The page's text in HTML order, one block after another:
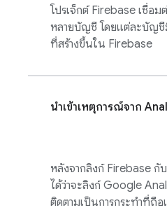
โปรเจ็กต์ Firebase เชื่อ
หลายบัญชี โดยแต่ละบัญชี
ที่สร้างขึ้นใน Firebase
นำเข้าเหตุการณ์จาก
หลังจากลิงก์ Firebase กับ
ได้ว่าจะลิงก์Google
ติดตามเป็นการกระทำที่ถื